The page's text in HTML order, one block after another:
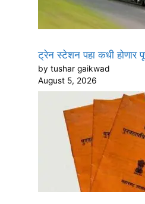
ट्रेन स्टेशन पहा कधी होणार
by tushar gaikwad
August 5, 2026